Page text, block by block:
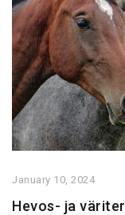
January 10, 2024
Hevos- ja